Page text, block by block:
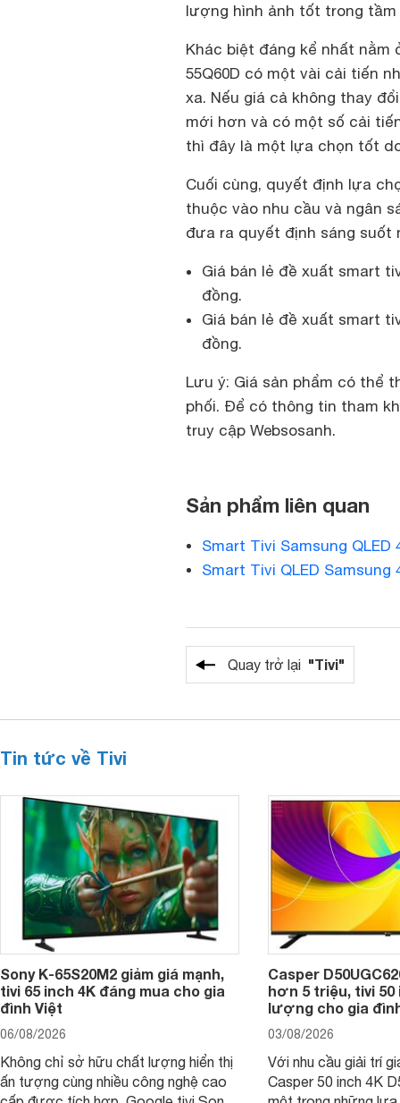
lượng hình ảnh tốt trong tầm
Khác biệt đáng kể nhất nằm
55Q60D có một vài cải tiến
xa. Nếu giá cả không thay
mới hơn và có một số cải
thì đây là một lựa chọn tốt
Cuối cùng, quyết định lựa
thuộc vào nhu cầu và ngân
đưa ra quyết định sáng suốt
Giá bán lẻ đề xuất smart
đồng.
Giá bán lẻ đề xuất smart
đồng.
Lưu ý: Giá sản phẩm có thể
phối. Để có thông tin tham
truy cập Websosanh.
Sản phẩm liên quan
Smart Tivi Samsung QLED
Smart Tivi QLED Samsung
Quay trở lại "Tivi"
Tin tức về Tivi
Sony K-65S20M2 giảm giá mạnh,
tivi 65 inch 4K đáng mua cho gia
đình Việt
06/08/2026
Không chỉ sở hữu chất lượng hiển thị
ấn tượng cùng nhiều công nghệ cao
Casper
hơn 5 triệu, tivi 50
lượng cho gia
03/08/2026
Với nhu cầu giải trí
Casper 50 inch 4K